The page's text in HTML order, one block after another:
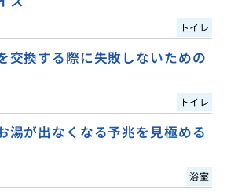
トイレ
交換する際に失敗しないための
トイレ
湯が出なくなる予兆を見極める
浴室